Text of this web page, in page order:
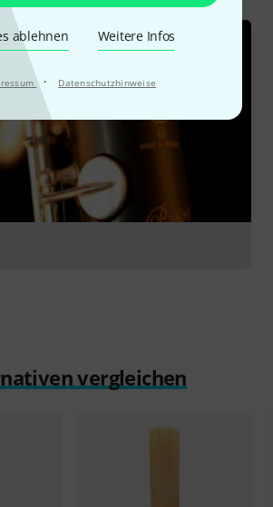
ablehnen Weitere Infos
· Datenschutzhinweise
vergleichen